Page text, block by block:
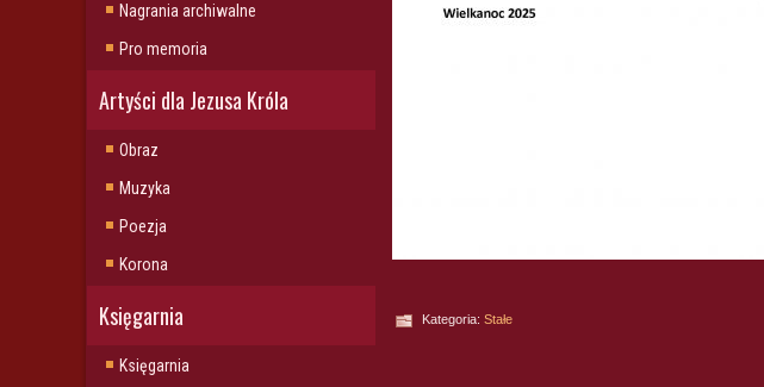
Nagrania archiwalne
Pro memoria
Artyści dla Jezusa Króla
Obraz
Muzyka
Poezja
Korona
Księgarnia
Księgarnia
Kategoria: Stałe